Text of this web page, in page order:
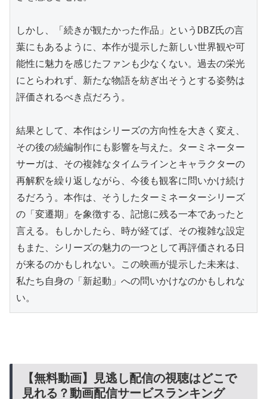
しかし、「続きが観たかった作品」というDBZ氏の言
葉にもあるように、本作が提示した新しい世界観や可
能性に魅力を感じたファンも少なくない。過去の栄光
にとらわれず、新たな物語を紡ぎ出そうとする姿勢は
評価されるべき点だろう。
結果として、本作はシリーズの方向性を大きく変え、
その後の続編制作にも影響を与えた。ターミネーター
サーガは、その複雑なタイムラインとキャラクターの
再解釈を繰り返しながら、今後も観客に問いかけ続け
るだろう。本作は、そうしたターミネーターシリーズ
の「変遷期」を象徴する、記憶に残る一本であったと
言える。もしかしたら、時が経てば、その複雑な設定
もまた、シリーズの魅力の一つとして再評価される日
が来るのかもしれない。この映画が提示した未来は、
私たち自身の「新起動」への問いかけなのかもしれな
い。
【無料動画】見逃し配信の視聴はどこで
見れる？動画配信サービスランキング